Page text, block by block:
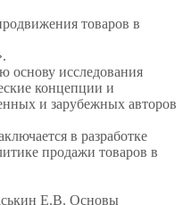
товаров в
основу исследования
концепции и
и зарубежных авторов
в разработке
продажи товаров в
Е.В. Основы